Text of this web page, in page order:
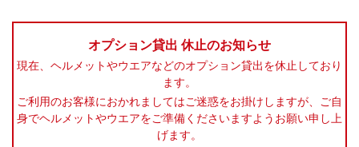
オプション貸出 休止のお知らせ
現在、ヘルメットやウエアなどのオプション貸出を休止しており
ます。
ご利用のお客様におかれましてはご迷惑をお掛けしますが、ご自
身でヘルメットやウエアをご準備くださいますようお願い申し上
げます。